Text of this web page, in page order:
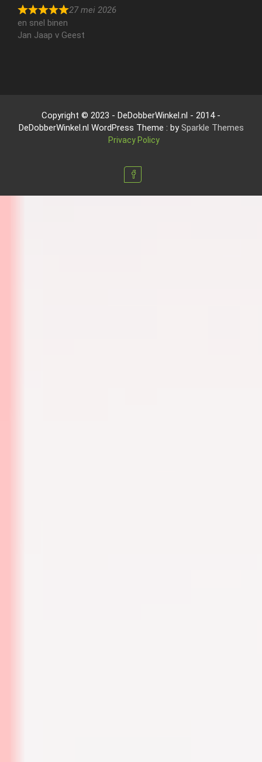
27 mei 2026
en snel binen
Jan Jaap v Geest
Copyright © 2023 - DeDobberWinkel.nl - 2014 -
DeDobberWinkel.nl WordPress Theme : bySparkle Themes
Privacy Policy